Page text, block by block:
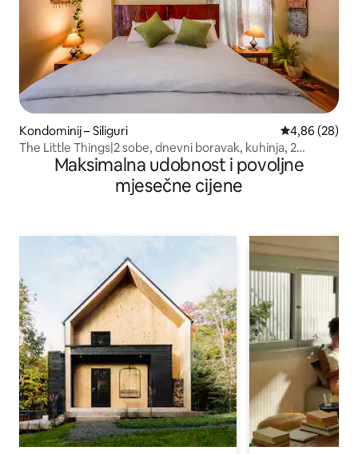
Kondominij – Siliguri Prosječna
4,86 (28)
The Little Things|2 sobe, dnevni boravak, kuhinja, 2
klimatizacijska uređaja, 2 kupaonice, 1 parkirno mjesto
Maksimalna udobnost i povoljne
mjesečne cijene